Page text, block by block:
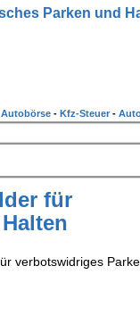
für
verbotswidriges
Parken und
Autobörse - Kfz-Steuer -